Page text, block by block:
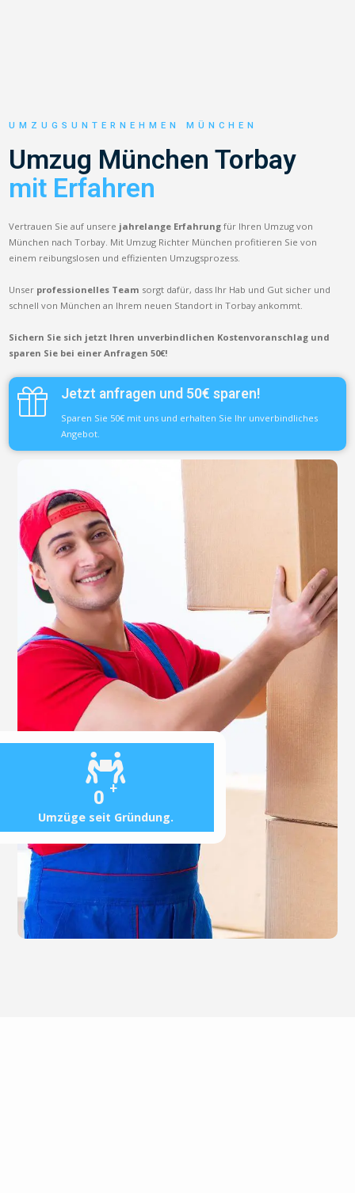
0 +
Umzüge seit Gründung.
UMZUGSUNTERNEHMEN MÜNCHEN
Umzug München Torbay
mit Erfahren
Vertrauen Sie auf unsere jahrelange Erfahrung für Ihren Umzug von
München nach Torbay. Mit Umzug Richter München profitieren Sie von
einem reibungslosen und effizienten Umzugsprozess.
Unser professionelles Team sorgt dafür, dass Ihr Hab und Gut sicher und
schnell von München an Ihrem neuen Standort in Torbay ankommt.
Sichern Sie sich jetzt Ihren unverbindlichen Kostenvoranschlag und
sparen Sie bei einer Anfragen 50€!
Jetzt anfragen und 50€ sparen!
Sparen Sie 50€ mit uns und erhalten Sie Ihr unverbindliches
Angebot.